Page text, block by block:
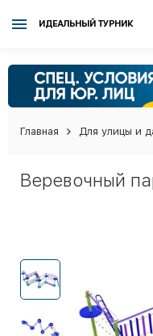
ИДЕАЛЬНЫЙ ТУРНИК
Главная Для улицы и
Веревочный